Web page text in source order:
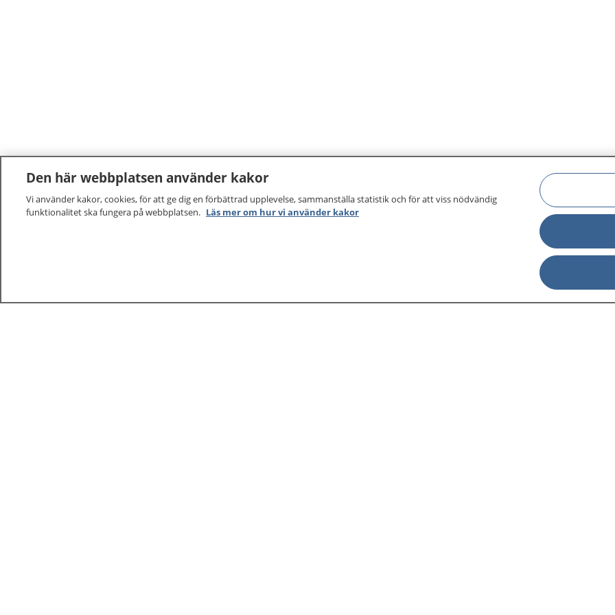
Den här webbplatsen använder kakor
Vi använder kakor, cookies, för att ge dig en förbättrad upplevelse, sammanställa statistik och för att viss nödvändig
funktionalitet ska fungera på webbplatsen. Läs mer om hur vi använder kakor